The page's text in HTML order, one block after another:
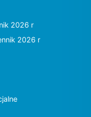
2026 r
2026 r